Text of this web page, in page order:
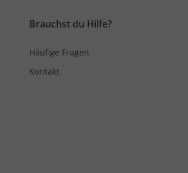
Brauchst du Hilfe?
Häufige Fragen
Kontakt